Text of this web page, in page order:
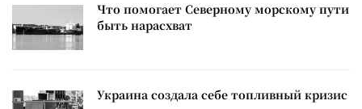
Что помогает Северному морскому пути
быть нарасхват
Украина создала себе топливный кризис